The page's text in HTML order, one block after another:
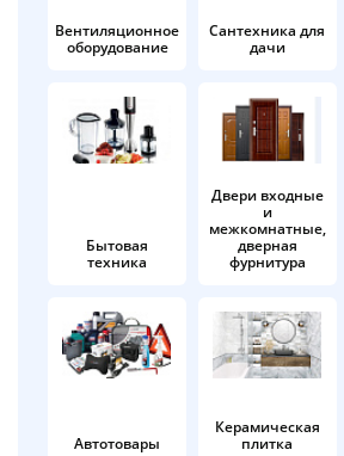
Вентиляционное
оборудование
Сантехника для
дачи
Бытовая
техника
Двери входные
и
межкомнатные,
дверная
фурнитура
Автотовары
Керамическая
плитка
Подробнее
об оплате Плайтом
недели
Остались вопросы?
8 800 302-02-51
plait.ru